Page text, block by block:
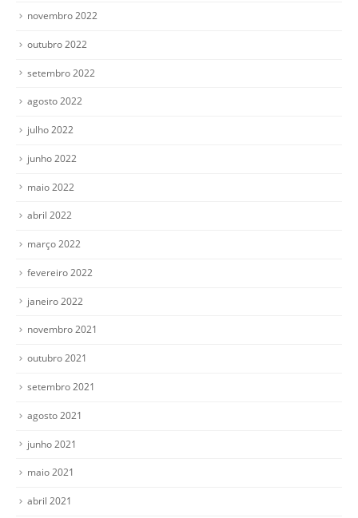
novembro 2022
outubro 2022
setembro 2022
agosto 2022
julho 2022
junho 2022
maio 2022
abril 2022
março 2022
fevereiro 2022
janeiro 2022
novembro 2021
outubro 2021
setembro 2021
agosto 2021
junho 2021
maio 2021
abril 2021